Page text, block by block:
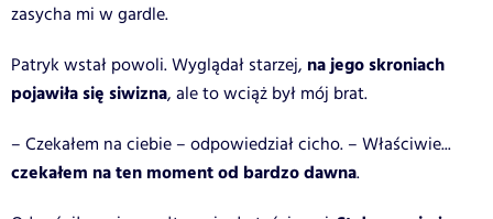
zasycha mi w gardle.
Patryk wstał powoli. Wyglądał starzej, na jego skroniach
pojawiła się siwizna, ale to wciąż był mój brat.
– Czekałem na ciebie – odpowiedział cicho. – Właściwie...
czekałem na ten moment od bardzo dawna.